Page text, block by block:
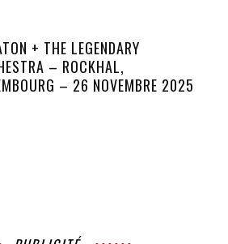
+ THE LEGENDARY
– ROCKHAL,
– 26 NOVEMBRE 2025